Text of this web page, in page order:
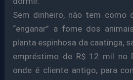
Sem dinheiro, não tem como
“enganar” a fome dos
planta espinhosa da caatinga,
empréstimo de R$ 12 mil no
onde é cliente antigo, para